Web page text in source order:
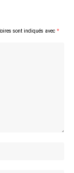
sont indiqués avec *